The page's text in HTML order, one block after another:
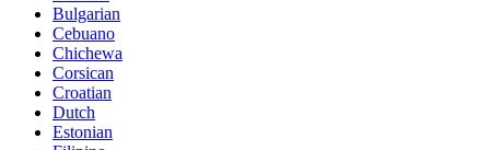
Bulgarian
Cebuano
Chichewa
Corsican
Croatian
Dutch
Estonian